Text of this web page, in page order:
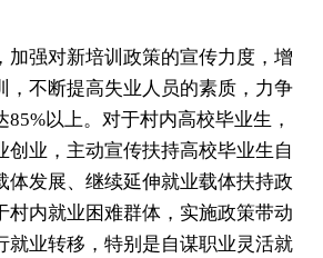
强对新培训政策的宣传力度，增
，不断提高失业人员的素质，力争
以上。对于村内高校毕业生，
创业，主动宣传扶持高校毕业生自
体发展、继续延伸就业载体扶持政
村内就业困难群体，实施政策带动
就业转移，特别是自谋职业灵活就